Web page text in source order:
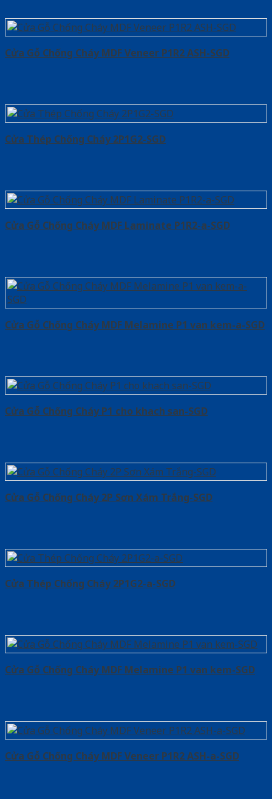
Cửa Gỗ Chống Cháy MDF Veneer P1R2 ASH-SGD
Cửa Thép Chống Cháy 2P1G2-SGD
Cửa Gỗ Chống Cháy MDF Laminate P1R2-a-SGD
Cửa Gỗ Chống Cháy MDF Melamine P1 van kem-a-SGD
Cửa Gỗ Chống Cháy P1 cho khach san-SGD
Cửa Gỗ Chống Cháy 2P Sơn Xám Trắng-SGD
Cửa Thép Chống Cháy 2P1G2-a-SGD
Cửa Gỗ Chống Cháy MDF Melamine P1 van kem-SGD
Cửa Gỗ Chống Cháy MDF Veneer P1R2 ASH-a-SGD